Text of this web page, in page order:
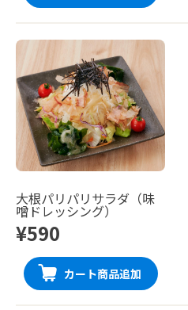
大根パリパリサラダ（味
噌ドレッシング）
¥590
カート商品追加